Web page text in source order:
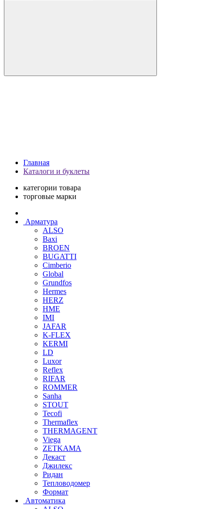
Главная
Каталоги и буклеты
категории товара
торговые марки
Арматура
ALSO
Baxi
BROEN
BUGATTI
Cimberio
Global
Grundfos
Hermes
HERZ
HME
IMI
JAFAR
K-FLEX
KERMI
LD
Luxor
Reflex
RIFAR
ROMMER
Sanha
STOUT
Tecofi
Thermaflex
THERMAGENT
Viega
ZETKAMA
Декаст
Джилекс
Ридан
Тепловодомер
Формат
Автоматика